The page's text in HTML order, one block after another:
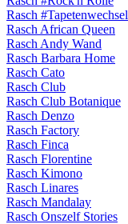
Rasch #Tapetenwechsel
Rasch African Queen
Rasch Andy Wand
Rasch Barbara Home
Rasch Cato
Rasch Club
Rasch Club Botanique
Rasch Denzo
Rasch Factory
Rasch Finca
Rasch Florentine
Rasch Kimono
Rasch Linares
Rasch Mandalay
Rasch Onszelf Stories